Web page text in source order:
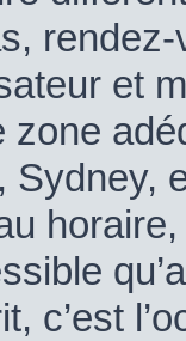
et
zone
Sydney,
c’est